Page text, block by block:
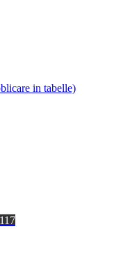
in tabelle)
117